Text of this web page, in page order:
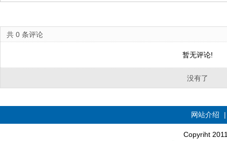
共 0 条评论
暂无评论!
没有了
网站介绍
Copyriht